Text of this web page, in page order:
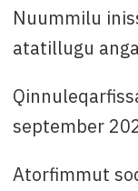
Nuummilu
atatillugu
september
Atorfimmut